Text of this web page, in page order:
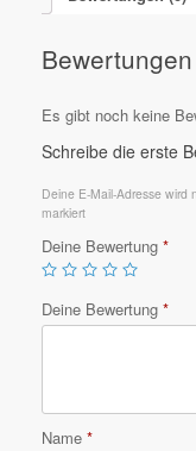
Bewertungen
Es gibt noch keine
Schreibe die erste
Deine E-Mail-Adresse wird
markiert
Deine Bewertung *
Deine Bewertung *
Name *